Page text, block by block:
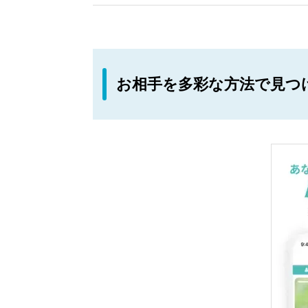
お相手を多彩な方法で見つ